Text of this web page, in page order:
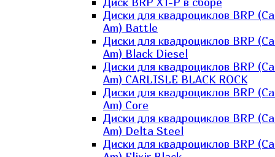
Диски для квадроциклов BRP
Am) Battle
Диски для квадроциклов BRP
Am) Black Diesel
Диски для квадроциклов BRP
Am) CARLISLE BLACK ROCK
Диски для квадроциклов BRP
Am) Core
Диски для квадроциклов BRP
Am) Delta Steel
Диски для квадроциклов BRP